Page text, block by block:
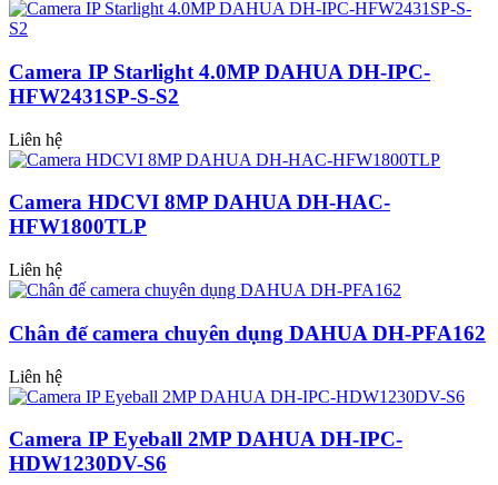
Camera IP Starlight 4.0MP DAHUA DH-IPC-
HFW2431SP-S-S2
Liên hệ
Camera HDCVI 8MP DAHUA DH-HAC-
HFW1800TLP
Liên hệ
Chân đế camera chuyên dụng DAHUA DH-PFA162
Liên hệ
Camera IP Eyeball 2MP DAHUA DH-IPC-
HDW1230DV-S6